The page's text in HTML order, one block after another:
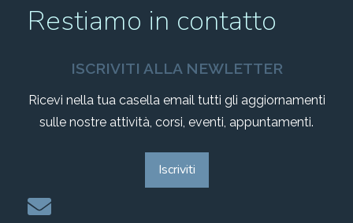
Restiamo in contatto
ISCRIVITI ALLA NEWLETTER
Ricevi nella tua casella email tutti gli aggiornamenti
sulle nostre attività, corsi, eventi, appuntamenti.
Iscriviti